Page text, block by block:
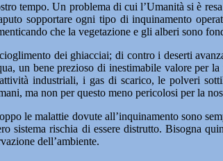
tempo. Un problema di cui l’Umanità si è
sopportare ogni tipo di inquinamento
che la vegetazione e gli alberi sono
dei ghiacciai; di contro i deserti
un bene prezioso di inestimabile valore per
industriali, i gas di scarico, le polveri
ma non per questo meno pericolosi per la
le malattie dovute all’inquinamento sono
sistema rischia di essere distrutto. Bisogna
dell’ambiente.